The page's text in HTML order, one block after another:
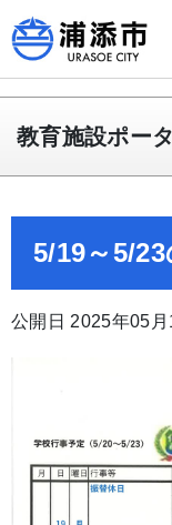
教育施設ポー
5/19～5/
公開日 2025年05月